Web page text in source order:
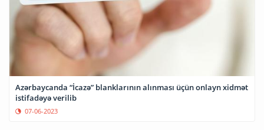
Azərbaycanda “İcazə” blanklarının alınması üçün onlayn xidmət
istifadəyə verilib
07-06-2023